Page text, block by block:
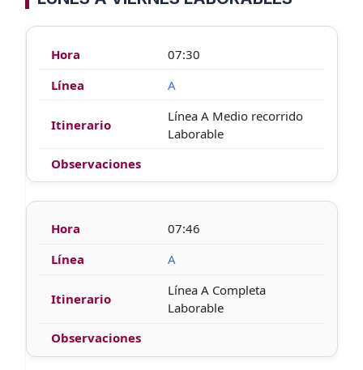
07:30
A
Línea A Medio recorrido
Laborable
07:46
A
Línea A Completa
Laborable